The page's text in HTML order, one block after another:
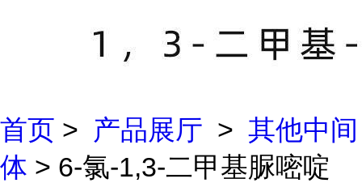
首页 > 产品展厅 > 其他中间
体 > 6-氯-1,3-二甲基脲嘧啶